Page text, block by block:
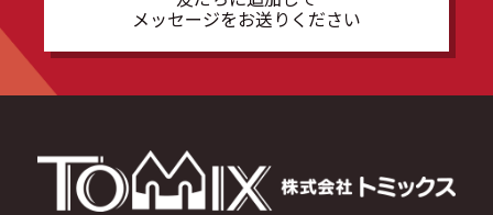
メッセージをお送りください